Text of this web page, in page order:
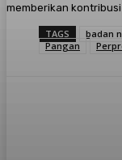
memberikan
TAGS badan
Pangan